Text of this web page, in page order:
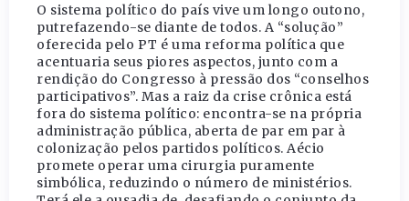
O sistema político do país vive um longo outono,
putrefazendo-se diante de todos. A “solução”
oferecida pelo PT é uma reforma política que
acentuaria seus piores aspectos, junto com a
rendição do Congresso à pressão dos “conselhos
participativos”. Mas a raiz da crise crônica está
fora do sistema político: encontra-se na própria
administração pública, aberta de par em par à
colonização pelos partidos políticos. Aécio
promete operar uma cirurgia puramente
simbólica, reduzindo o número de ministérios.